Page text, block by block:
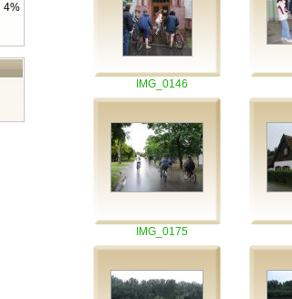
4%
IMG_0146
IMG_0175